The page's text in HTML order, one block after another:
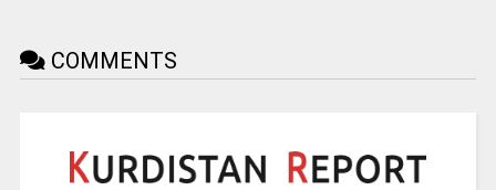
COMMENTS